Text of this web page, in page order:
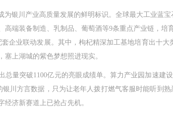
川产业高质量发展的鲜明标识。全球最大工业蓝宝
高端装备制造、乳制品、葡萄酒等9条重点产业链，
企业联动发展。其中，枸杞精深加工基地培育出十
塞上湖城的紫色梦想照进现实。
突破1100亿元的亮眼成绩单。算力产业园加速建
川方言数据，只为让老年人拨打燃气客服时能听到
济新赛道上已抢占先机。